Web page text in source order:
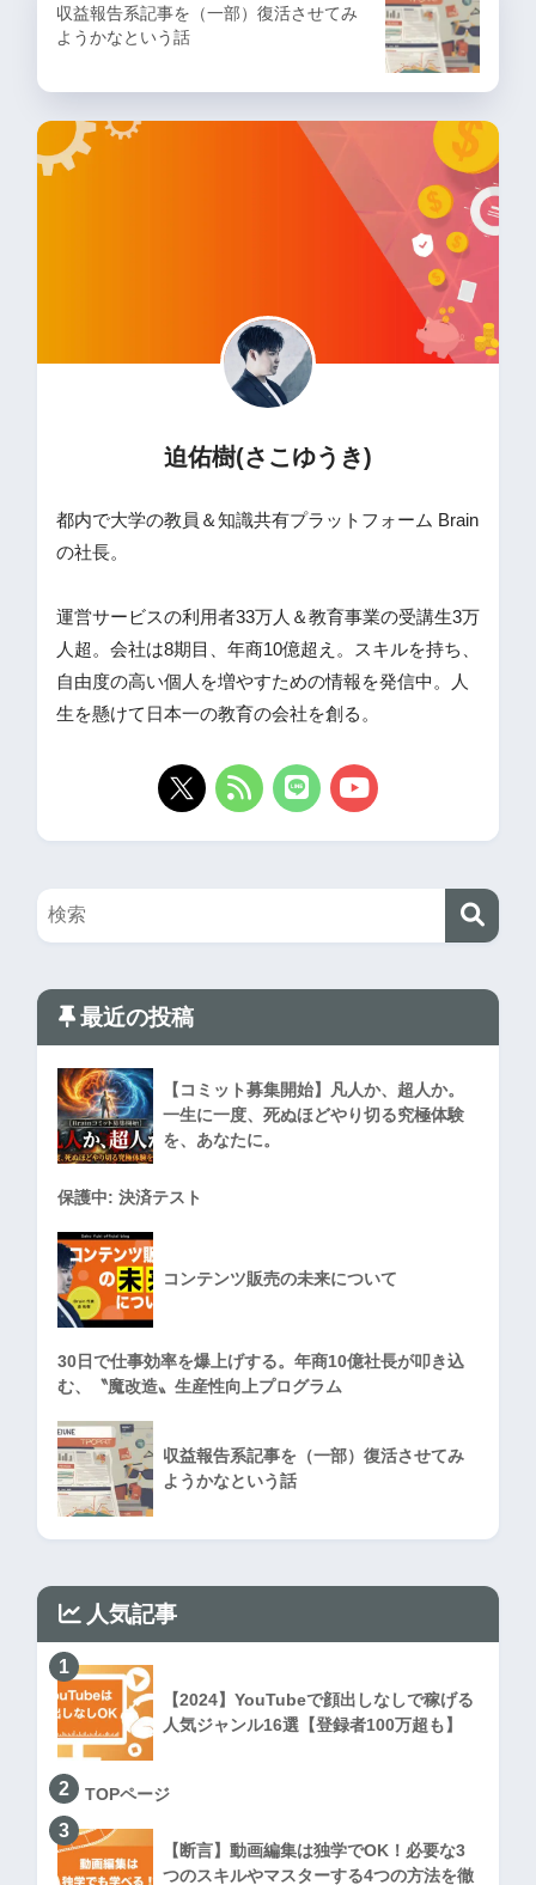
収益報告系記事を（一部）復活させてみ
ようかなという話
迫佑樹(さこゆうき)
都内で大学の教員＆知識共有プラットフォーム Brain
の社長。
運営サービスの利用者33万人＆教育事業の受講生3万
人超。会社は8期目、年商10億超え。スキルを持ち、
自由度の高い個人を増やすための情報を発信中。人
生を懸けて日本一の教育の会社を創る。
最近の投稿
【コミット募集開始】凡人か、超人か。
一生に一度、死ぬほどやり切る究極体験
を、あなたに。
保護中: 決済テスト
コンテンツ販売の未来について
30日で仕事効率を爆上げする。年商10億社長が叩き込
む、〝魔改造〟生産性向上プログラム
収益報告系記事を（一部）復活させてみ
ようかなという話
人気記事
1
【2024】YouTubeで顔出しなしで稼げる
人気ジャンル16選【登録者100万超も】
2 TOPページ
3
【断言】動画編集は独学でOK！必要な3
つのスキルやマスターする4つの方法を徹